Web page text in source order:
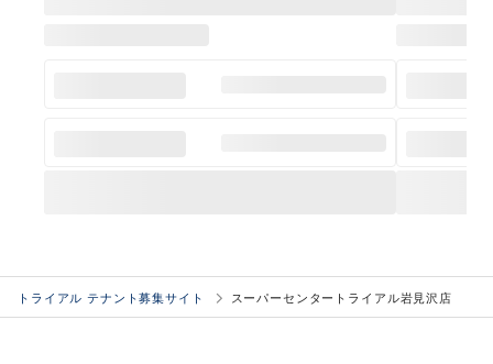
トライアル テナント募集サイト スーパーセンタートライアル岩見沢店